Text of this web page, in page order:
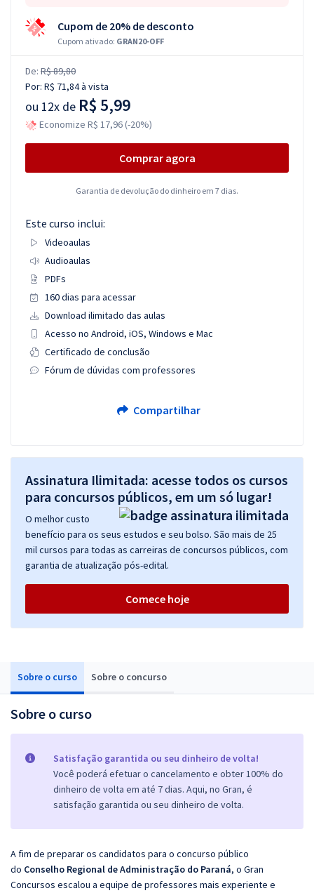
Sobre o curso Sobre o concurso
Sobre o curso
Satisfação garantida ou seu dinheiro de volta!
Você poderá efetuar o cancelamento e obter 100% do
dinheiro de volta em até 7 dias. Aqui, no Gran, é
satisfação garantida ou seu dinheiro de volta.
A fim de preparar os candidatos para o concurso público
do Conselho Regional de Administração do Paraná, o Gran
Concursos escalou a equipe de professores mais experiente e
Cupom de 20% de desconto
Cupom ativado: GRAN20-OFF
De: R$ 89,80
Por: R$ 71,84à vista
ou 12x de R$ 5,99
Economize R$ 17,96 (-20%)
Comprar agora
Garantia de devolução do dinheiro em 7 dias.
Este curso inclui:
Videoaulas
Audioaulas
PDFs
160 dias para acessar
Download ilimitado das aulas
Acesso no Android, iOS, Windows e Mac
Certificado de conclusão
Fórum de dúvidas com professores
Compartilhar
Assinatura Ilimitada: acesse todos os cursos
para concursos públicos, em um só lugar!
O melhor custo
benefício para os seus estudos e seu bolso. São mais de 25
mil cursos para todas as carreiras de concursos públicos, com
garantia de atualização pós-edital.
Comece hoje